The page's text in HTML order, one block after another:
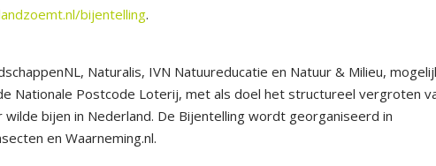
bijentelling.
Naturalis, IVN Natuureducatie en Natuur & Milieu,
Nationale Postcode Loterij, met als doel het structureel vergroten
bijen in Nederland. De Bijentelling wordt georganiseerd in
en Waarneming.nl.